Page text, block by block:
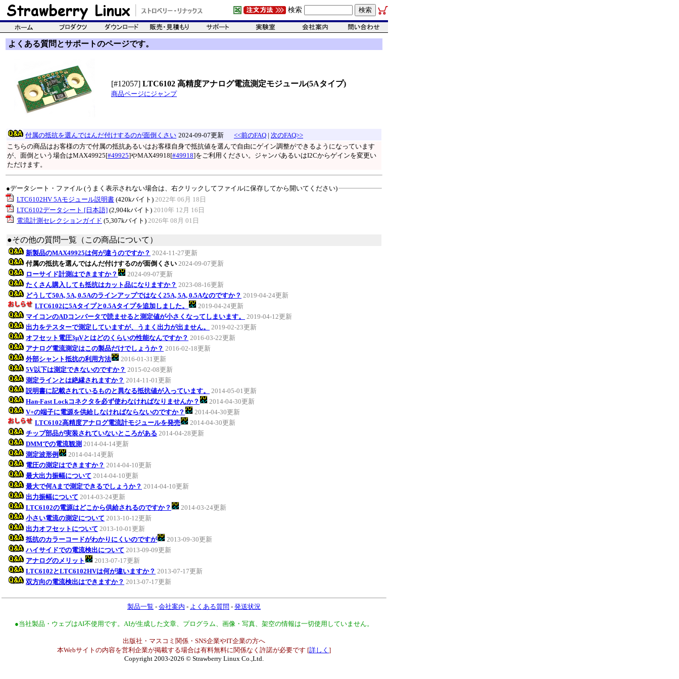
検索
よくある質問とサポートのページです。
[#12057] LTC6102 高精度アナログ電流測定モジュール(5Aタイプ)
商品ページにジャンプ
付属の抵抗を選んではんだ付けするのが面倒くさい 2024-09-07更新 <<前のFAQ | 次のFAQ>>
こちらの商品はお客様の方で付属の抵抗あるいはお客様自身で抵抗値を選んで自由にゲイン調整ができるようになっています
が、面倒という場合はMAX49925[#49925]やMAX49918[#49918]をご利用ください。ジャンパあるいはI2Cからゲインを変更い
ただけます。
●データシート・ファイル (うまく表示されない場合は、右クリックしてファイルに保存してから開いてください)
LTC6102HV 5Aモジュール説明書 (420kバイト) 2022年 06月 18日
LTC6102データシート [日本語] (2,904kバイト) 2010年 12月 16日
電流計測セレクションガイド (5,307kバイト) 2026年 08月 01日
●その他の質問一覧（この商品について）
新製品のMAX49925は何が違うのですか？ 2024-11-27更新
付属の抵抗を選んではんだ付けするのが面倒くさい 2024-09-07更新
ローサイド計測はできますか？
2024-09-07更新
たくさん購入しても抵抗はカット品になりますか？ 2023-08-16更新
どうして50A, 5A, 0.5Aのラインアップではなく25A, 5A, 0.5Aなのですか？ 2019-04-24更新
LTC6102に5Aタイプと0.5Aタイプを追加しました。
2019-04-24更新
マイコンのADコンバータで読ませると測定値が小さくなってしまいます。
2019-04-12更新
出力をテスターで測定していますが、うまく出力が出ません。
2019-02-23更新
オフセット電圧3μVとはどのくらいの性能なんですか？ 2016-03-22更新
アナログ電流測定はこの製品だけでしょうか？ 2016-02-18更新
外部シャント抵抗の利用方法
2016-01-31更新
5V以下は測定できないのですか？ 2015-02-08更新
測定ラインとは絶縁されますか？ 2014-11-01更新
説明書に記載されているものと異なる抵抗値が入っています。
2014-05-01更新
Han-Fast Lockコネクタを必ず使わなければなりませんか？
2014-04-30更新
V+の端子に電源を供給しなければならないのですか？
2014-04-30更新
LTC6102高精度アナログ電流計モジュールを発売
2014-04-30更新
チップ部品が実装されていないところがある 2014-04-28更新
DMMでの電流観測 2014-04-14更新
測定波形例
2014-04-14更新
電圧の測定はできますか？ 2014-04-10更新
最大出力振幅について 2014-04-10更新
最大で何Aまで測定できるでしょうか？ 2014-04-10更新
出力振幅について 2014-03-24更新
LTC6102の電源はどこから供給されるのですか？
2014-03-24更新
小さい電流の測定について 2013-10-12更新
出力オフセットについて 2013-10-01更新
抵抗のカラーコードがわかりにくいのですが
2013-09-30更新
ハイサイドでの電流検出について 2013-09-09更新
アナログのメリット
2013-07-17更新
LTC6102とLTC6102HVは何が違いますか？ 2013-07-17更新
双方向の電流検出はできますか？ 2013-07-17更新
製品一覧 - 会社案内 - よくある質問 - 発送状況
●当社製品・ウェブはAI不使用です。AIが生成した文章、プログラム、画像・写真、架空の情報は一切使用していません。
出版社・マスコミ関係・SNS企業やIT企業の方へ
本Webサイトの内容を営利企業が掲載する場合は有料無料に関係なく許諾が必要です [詳しく ]
Copyright 2003-2026 © Strawberry Linux Co.,Ltd.